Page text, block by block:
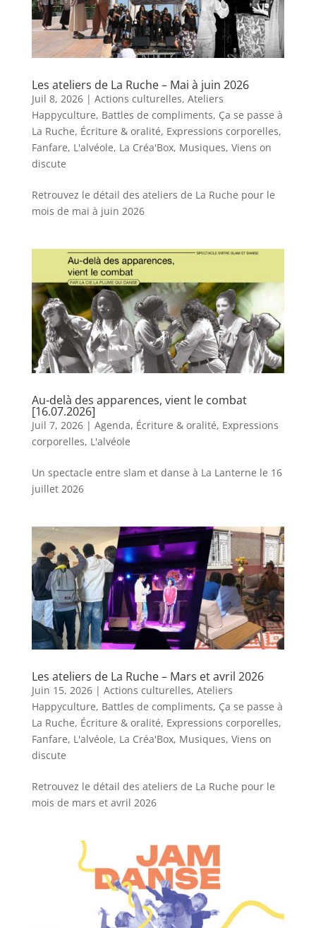
Les ateliers de La Ruche – Mai à juin 2026
Juil 8, 2026| Actions culturelles, Ateliers
Happyculture, Battles de compliments, Ça se passe à
La Ruche, Écriture & oralité, Expressions corporelles,
Fanfare, L'alvéole, La Créa'Box, Musiques, Viens on
discute
Retrouvez le détail des ateliers de La Ruche pour le
mois de mai à juin 2026
Au-delà des apparences, vient le combat
[16.07.2026]
Juil 7, 2026| Agenda, Écriture & oralité, Expressions
corporelles, L'alvéole
Un spectacle entre slam et danse à La Lanterne le 16
juillet 2026
Les ateliers de La Ruche – Mars et avril 2026
Juin 15, 2026| Actions culturelles, Ateliers
Happyculture, Battles de compliments, Ça se passe à
La Ruche, Écriture & oralité, Expressions corporelles,
Fanfare, L'alvéole, La Créa'Box, Musiques, Viens on
discute
Retrouvez le détail des ateliers de La Ruche pour le
mois de mars et avril 2026